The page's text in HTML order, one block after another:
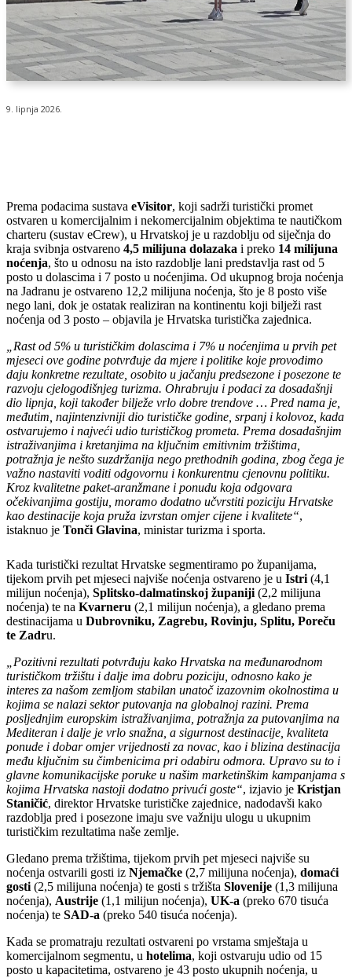
9. lipnja 2026.
Prema podacima sustava eVisitor, koji sadrži turistički promet
ostvaren u komercijalnim i nekomercijalnim objektima te nautičkom
charteru (sustav eCrew), u Hrvatskoj je u razdoblju od siječnja do
kraja svibnja ostvareno 4,5 milijuna dolazaka i preko 14 milijuna
noćenja, što u odnosu na isto razdoblje lani predstavlja rast od 5
posto u dolascima i 7 posto u noćenjima. Od ukupnog broja noćenja
na Jadranu je ostvareno 12,2 milijuna noćenja, što je 8 posto više
nego lani, dok je ostatak realiziran na kontinentu koji bilježi rast
noćenja od 3 posto – objavila je Hrvatska turistička zajednica.
„Rast od 5% u turističkim dolascima i 7% u noćenjima u prvih pet
mjeseci ove godine potvrđuje da mjere i politike koje provodimo
daju konkretne rezultate, osobito u jačanju predsezone i posezone te
razvoju cjelogodišnjeg turizma. Ohrabruju i podaci za dosadašnji
dio lipnja, koji također bilježe vrlo dobre trendove … Pred nama je,
međutim, najintenzivniji dio turističke godine, srpanj i kolovoz, kada
ostvarujemo i najveći udio turističkog prometa. Prema dosadašnjim
istraživanjima i kretanjima na ključnim emitivnim tržištima,
potražnja je nešto suzdržanija nego prethodnih godina, zbog čega je
važno nastaviti voditi odgovornu i konkurentnu cjenovnu politiku.
Kroz kvalitetne paket-aranžmane i ponudu koja odgovara
očekivanjima gostiju, moramo dodatno učvrstiti poziciju Hrvatske
kao destinacije koja pruža izvrstan omjer cijene i kvalitete“,
istaknuo je Tonči Glavina, ministar turizma i sporta.
Kada turistički rezultat Hrvatske segmentiramo po županijama,
tijekom prvih pet mjeseci najviše noćenja ostvareno je u Istri (4,1
milijun noćenja), Splitsko-dalmatinskoj županiji (2,2 milijuna
noćenja) te na Kvarneru (2,1 milijun noćenja), a gledano prema
destinacijama u Dubrovniku, Zagrebu, Rovinju, Splitu, Poreču
te Zadru.
„Pozitivni rezultati potvrđuju kako Hrvatska na međunarodnom
turističkom tržištu i dalje ima dobru poziciju, odnosno kako je
interes za našom zemljom stabilan unatoč izazovnim okolnostima u
kojima se nalazi sektor putovanja na globalnoj razini. Prema
posljednjim europskim istraživanjima, potražnja za putovanjima na
Mediteran i dalje je vrlo snažna, a sigurnost destinacije, kvaliteta
ponude i dobar omjer vrijednosti za novac, kao i blizina destinacija
među ključnim su čimbenicima pri odabiru odmora. Upravo su to i
glavne komunikacijske poruke u našim marketinškim kampanjama s
kojima Hrvatska nastoji dodatno privući goste“, izjavio je Kristjan
Staničić, direktor Hrvatske turističke zajednice, nadodavši kako
razdoblja pred i posezone imaju sve važniju ulogu u ukupnim
turističkim rezultatima naše zemlje.
Gledano prema tržištima, tijekom prvih pet mjeseci najviše su
noćenja ostvarili gosti iz Njemačke (2,7 milijuna noćenja), domaći
gosti (2,5 milijuna noćenja) te gosti s tržišta Slovenije (1,3 milijuna
noćenja), Austrije (1,1 milijun noćenja), UK-a (preko 670 tisuća
noćenja) te SAD-a (preko 540 tisuća noćenja).
Kada se promatraju rezultati ostvareni po vrstama smještaja u
komercijalnom segmentu, u hotelima, koji ostvaruju udio od 15
posto u kapacitetima, ostvareno je 43 posto ukupnih noćenja, u